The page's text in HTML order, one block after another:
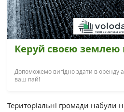
Керуй своєю землею
Допоможемо вигідно здати в оренду
ваш пай!
Територіальні громади набули